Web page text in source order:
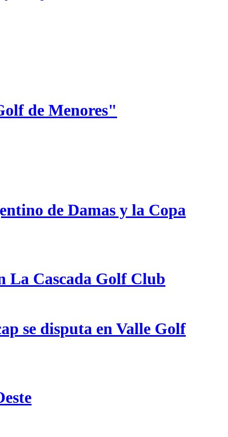
de Menores"
de Damas y la Copa
La Cascada Golf Club
se disputa en Valle Golf